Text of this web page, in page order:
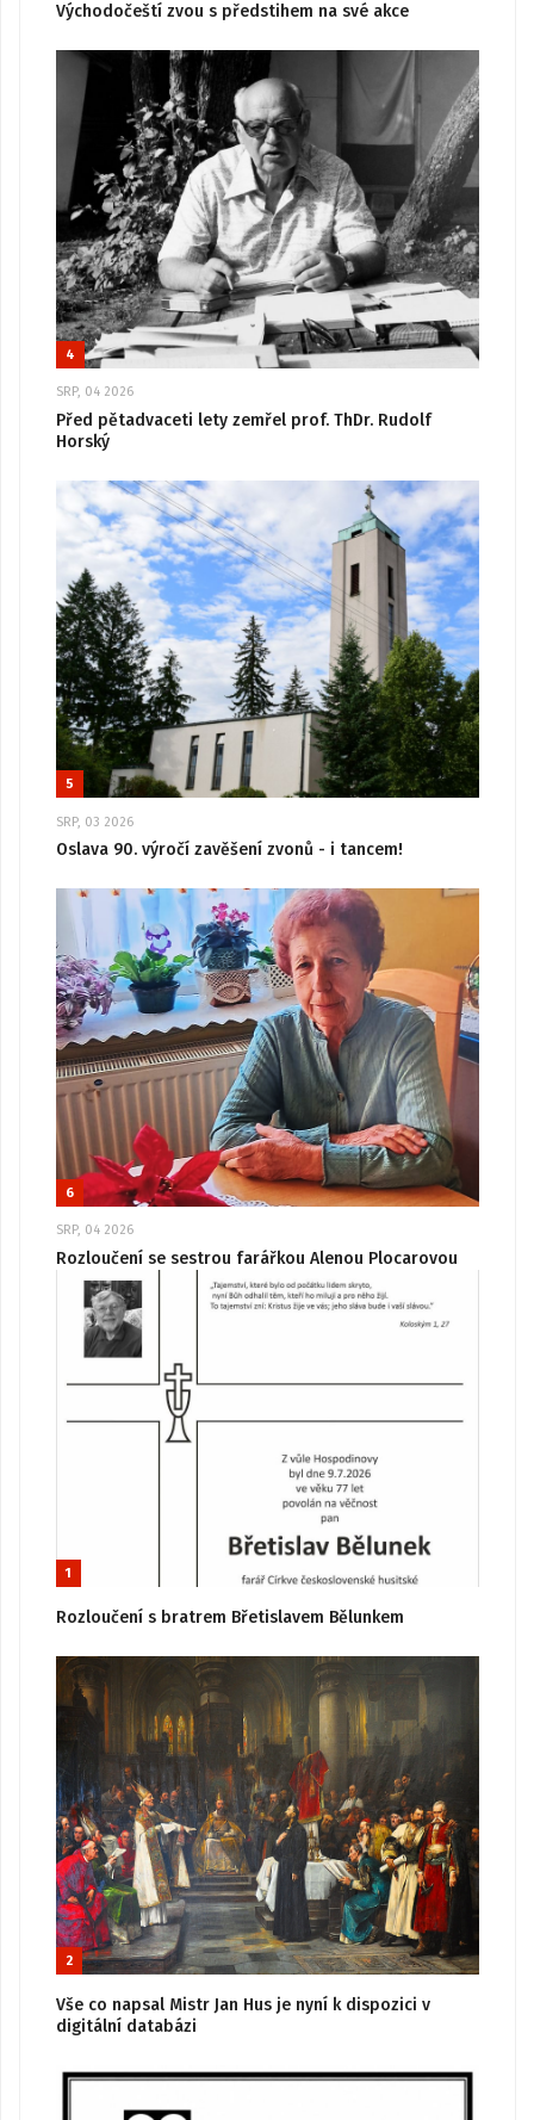
Východočeští zvou s předstihem na své akce
4
SRP, 04 2026
Před pětadvaceti lety zemřel prof. ThDr. Rudolf
Horský
5
SRP, 03 2026
Oslava 90. výročí zavěšení zvonů - i tancem!
6
SRP, 04 2026
Rozloučení se sestrou farářkou Alenou Plocarovou
1
Rozloučení s bratrem Břetislavem Bělunkem
2
Vše co napsal Mistr Jan Hus je nyní k dispozici v
digitální databázi